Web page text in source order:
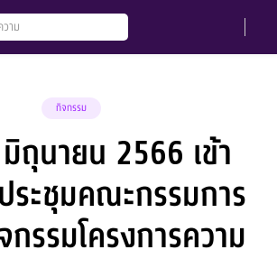
กิจกรรม
ถุนายน 2566 เข้า
ระชุมคณะกรรมการ
กรรมโครงการความ